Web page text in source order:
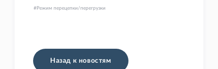
Режим перецепки/перегрузки
Назад к новостям